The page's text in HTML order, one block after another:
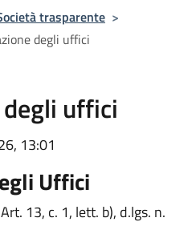
trasparente >
degli uffici
uffici
13:01
Uffici
13, c. 1, lett. b), d.lgs. n.